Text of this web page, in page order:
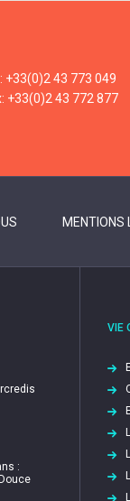
+33(0)2 43 773 049
+33(0)2 43 772 877
MENTIONS
:
VIE